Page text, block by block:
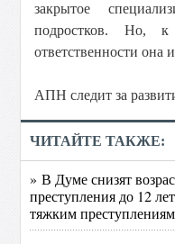
закрытое
подростков. Но,
ответственности она
АПН следит за
ЧИТАЙТЕ ТАКЖЕ:
» В Думе снизят
преступления до 12
тяжким преступлениям